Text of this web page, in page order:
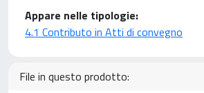
Appare nelle tipologie:
4.1 Contributo in Atti di convegno
File in questo prodotto: